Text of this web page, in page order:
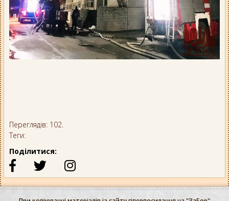
Переглядів: 102.
Теги:
Поділитися: